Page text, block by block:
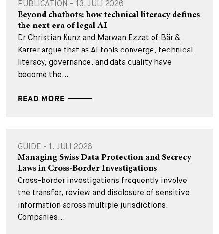
PUBLICATION - 13. JULI 2026
Beyond chatbots: how technical literacy defines
the next era of legal AI
Dr Christian Kunz and Marwan Ezzat of Bär &
Karrer argue that as AI tools converge, technical
literacy, governance, and data quality have
become the...
READ MORE
GUIDE - 1. JULI 2026
Managing Swiss Data Protection and Secrecy
Laws in Cross-Border Investigations
Cross-border investigations frequently involve
the transfer, review and disclosure of sensitive
information across multiple jurisdictions.
Companies...